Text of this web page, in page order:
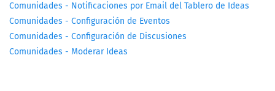
Comunidades - Notificaciones por Email del Tablero de Ideas
Comunidades - Configuración de Eventos
Comunidades - Configuración de Discusiones
Comunidades - Moderar Ideas